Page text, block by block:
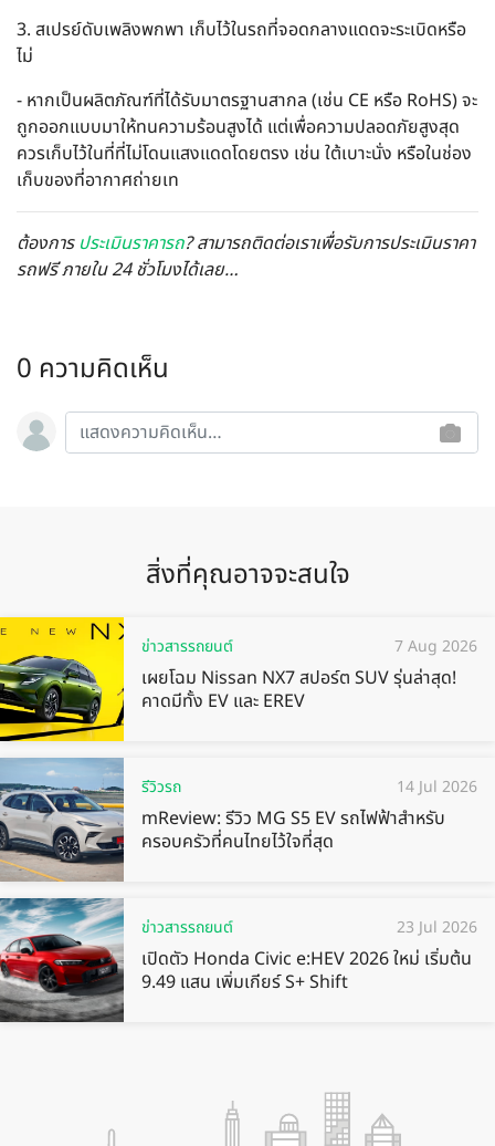
3. สเปรย์ดับเพลิงพกพา เก็บไว้ในรถที่จอดกลางแดดจะระเบิดหรือ
ไม่
- หากเป็นผลิตภัณฑ์ที่ได้รับมาตรฐานสากล (เช่น CE หรือ RoHS) จะ
ถูกออกแบบมาให้ทนความร้อนสูงได้ แต่เพื่อความปลอดภัยสูงสุด
ควรเก็บไว้ในที่ที่ไม่โดนแสงแดดโดยตรง เช่น ใต้เบาะนั่ง หรือในช่อง
เก็บของที่อากาศถ่ายเท
ต้องการ ประเมินราคารถ? สามารถติดต่อเราเพื่อรับการประเมินราคา
รถฟรี ภายใน 24 ชั่วโมงได้เลย…
0 ความคิดเห็น
สิ่งที่คุณอาจจะสนใจ
ข่าวสารรถยนต์ 7 Aug 2026
เผยโฉม Nissan NX7 สปอร์ต SUV รุ่นล่าสุด!
คาดมีทั้ง EV และ EREV
รีวิวรถ 14 Jul 2026
mReview: รีวิว MG S5 EV รถไฟฟ้าสำหรับ
ครอบครัวที่คนไทยไว้ใจที่สุด
ข่าวสารรถยนต์ 23 Jul 2026
เปิดตัว Honda Civic e:HEV 2026 ใหม่ เริ่มต้น
9.49 แสน เพิ่มเกียร์ S+ Shift